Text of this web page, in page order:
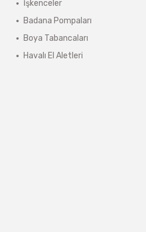
İşkenceler
Badana Pompaları
Boya Tabancaları
Havalı El Aletleri